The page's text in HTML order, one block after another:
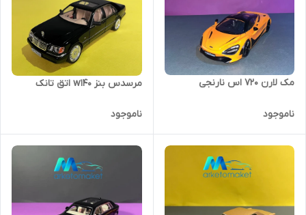
مک لارن 720 اس نارنجی
ناموجود
مرسدس بنز w140 اتق تانک
ناموجود